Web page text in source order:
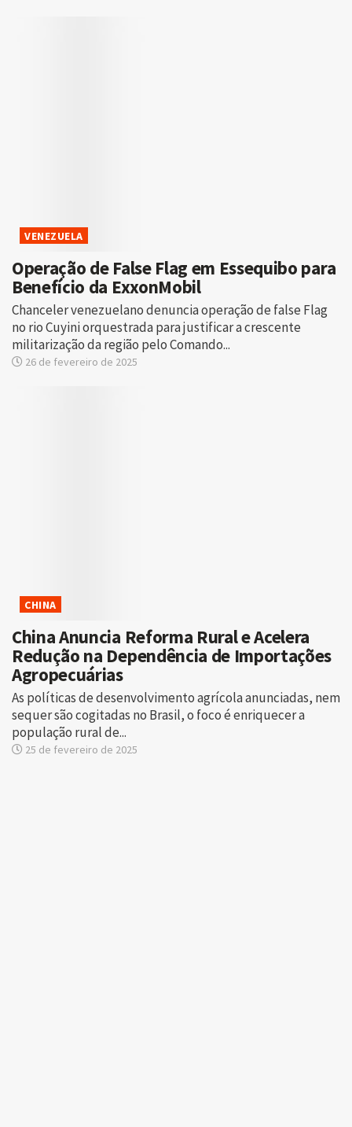
VENEZUELA
Operação de False Flag em Essequibo para
Benefício da ExxonMobil
Chanceler venezuelano denuncia operação de false Flag
no rio Cuyini orquestrada para justificar a crescente
militarização da região pelo Comando...
26 de fevereiro de 2025
CHINA
China Anuncia Reforma Rural e Acelera
Redução na Dependência de Importações
Agropecuárias
As políticas de desenvolvimento agrícola anunciadas, nem
sequer são cogitadas no Brasil, o foco é enriquecer a
população rural de...
25 de fevereiro de 2025